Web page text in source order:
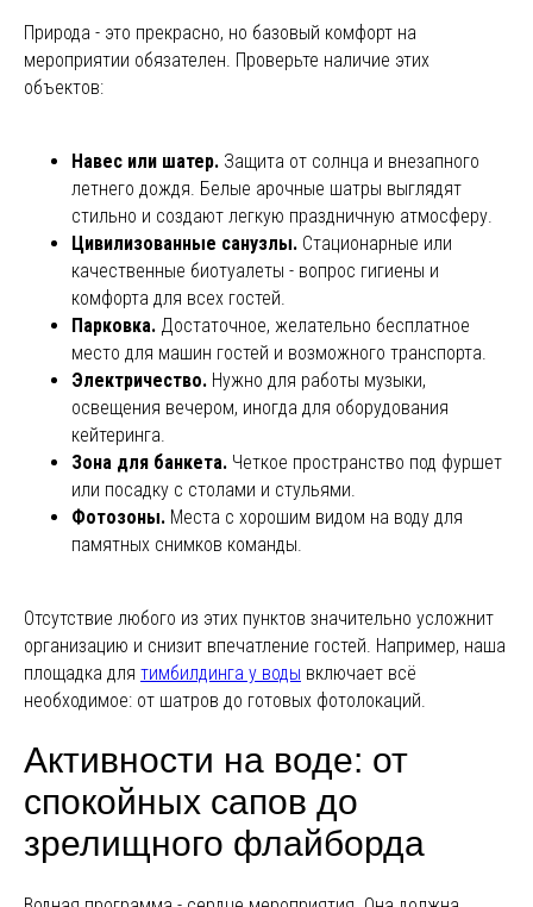
Природа - это прекрасно, но базовый комфорт на
мероприятии обязателен. Проверьте наличие этих
объектов:
Навес или шатер. Защита от солнца и внезапного
летнего дождя. Белые арочные шатры выглядят
стильно и создают легкую праздничную атмосферу.
Цивилизованные санузлы. Стационарные или
качественные биотуалеты - вопрос гигиены и
комфорта для всех гостей.
Парковка. Достаточное, желательно бесплатное
место для машин гостей и возможного транспорта.
Электричество. Нужно для работы музыки,
освещения вечером, иногда для оборудования
кейтеринга.
Зона для банкета. Четкое пространство под фуршет
или посадку с столами и стульями.
Фотозоны. Места с хорошим видом на воду для
памятных снимков команды.
Отсутствие любого из этих пунктов значительно усложнит
организацию и снизит впечатление гостей. Например, наша
площадка для тимбилдинга у воды включает всё
необходимое: от шатров до готовых фотолокаций.
Активности на воде: от
спокойных сапов до
зрелищного флайборда